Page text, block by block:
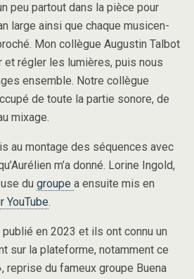
peu partout dans la pièce pour
large ainsi que chaque musicen-
Mon collègue Augustin Talbot
et régler les lumières, puis nous
ensemble. Notre collègue
de toute la partie sonore, de
mixage.
au montage des séquences avec
m’a donné. Lorine Ingold,
du groupe a ensuite mis en
YouTube.
en 2023 et ils ont connu un
sur la plateforme, notamment ce
reprise du fameux groupe Buena